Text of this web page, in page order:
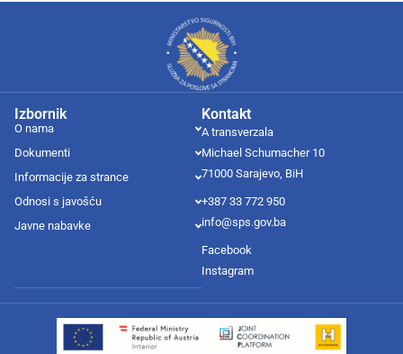
Kontakt
A transverzala
Michael Schumacher 10
71000 Sarajevo, BiH
+387 33 772 950
info@sps.gov.ba
Facebook
Instagram
Izbornik
O nama
Dokumenti
Informacije za strance
Odnosi s javošću
Javne nabavke